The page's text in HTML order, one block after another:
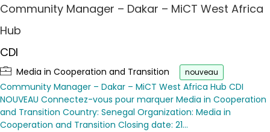
Community Manager – Dakar – MiCT West Africa
Hub
CDI
Media in Cooperation and Transition nouveau
Community Manager – Dakar – MiCT West Africa Hub CDI
NOUVEAU Connectez-vous pour marquer Media in Cooperation
and Transition Country: Senegal Organization: Media in
Cooperation and Transition Closing date: 21…